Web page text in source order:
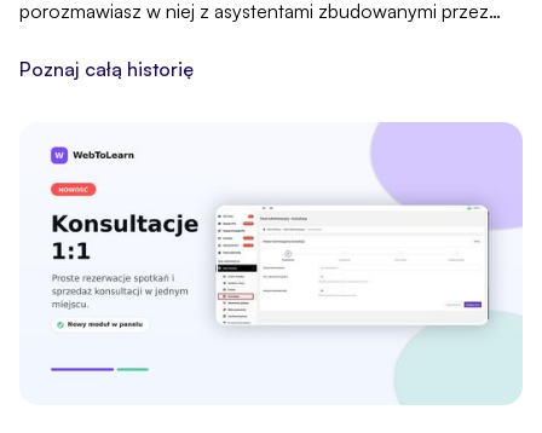
porozmawiasz w niej z asystentami zbudowanymi przez
kurs, drabiną produktów i webinarem.
Poznaj całą historię